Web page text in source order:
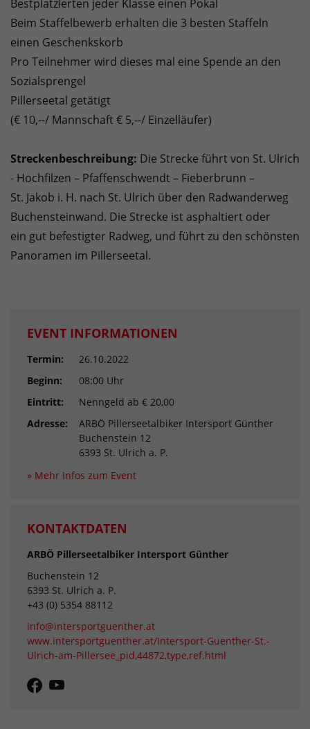
Bestplatzierten jeder Klasse einen Pokal
Beim Staffelbewerb erhalten die 3 besten Staffeln
einen Geschenkskorb
Pro Teilnehmer wird dieses mal eine Spende an den
Sozialsprengel
Pillerseetal getätigt
(€ 10,--/ Mannschaft € 5,--/ Einzelläufer)
Streckenbeschreibung: Die Strecke führt von St. Ulrich
- Hochfilzen – Pfaffenschwendt – Fieberbrunn –
St. Jakob i. H. nach St. Ulrich über den Radwanderweg
Buchensteinwand. Die Strecke ist asphaltiert oder
ein gut befestigter Radweg, und führt zu den schönsten
Panoramen im Pillerseetal.
EVENT INFORMATIONEN
Termin:
26.10.2022
Beginn:
08:00 Uhr
Eintritt:
Nenngeld ab € 20,00
Adresse:
ARBÖ Pillerseetalbiker Intersport Günther
Buchenstein 12
6393 St. Ulrich a. P.
» Mehr Infos zum Event
KONTAKTDATEN
ARBÖ Pillerseetalbiker Intersport Günther
Buchenstein 12
6393 St. Ulrich a. P.
+43 (0) 5354 88112
info@intersportguenther.at
www.intersportguenther.at/Intersport-Guenther-St.-
Ulrich-am-Pillersee_pid,44872,type,ref.html